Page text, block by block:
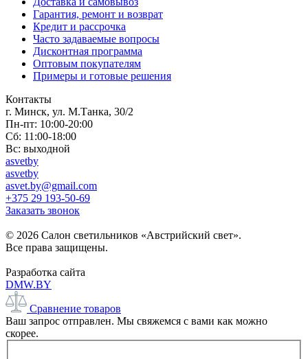
Гарантия, ремонт и возврат
Кредит и рассрочка
Часто задаваемые вопросы
Дисконтная программа
Оптовым покупателям
Примеры и готовые решения
Контакты
г. Минск, ул. М.Танка, 30/2
Пн-пт: 10:00-20:00
Сб: 11:00-18:00
Вс: выходной
asvetby
asvetby
asvet.by@gmail.com
+375 29 193-50-69
Заказать звонок
© 2026 Салон светильников «Австрийский свет».
Все права защищены.
Разработка сайта
DMW.BY
Сравнение товаров
Ваш запрос отправлен. Мы свяжемся с вами как можно
скорее.